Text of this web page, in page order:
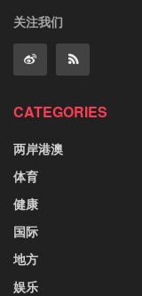
关注我们
CATEGORIES
两岸港澳
体育
健康
国际
地方
娱乐